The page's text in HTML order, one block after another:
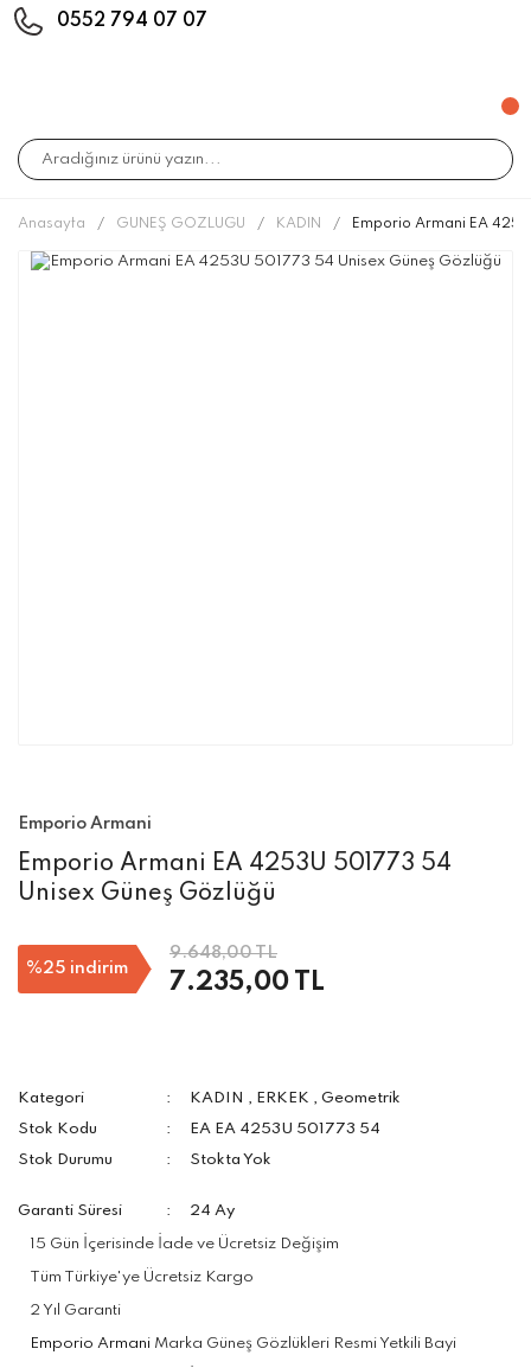
0552 794 07 07
Anasayfa GÜNEŞ GÖZLÜĞÜ KADIN Emporio Armani EA
Emporio Armani
Emporio Armani EA 4253U 501773 54
Unisex Güneş Gözlüğü
%25 indirim
9.648,00 TL
7.235,00 TL
Kategori KADIN , ERKEK ,Geometrik
Stok Kodu
EA EA 4253U 501773 54
Stok Durumu
Stokta Yok
Garanti Süresi 24 Ay
15 Gün İçerisinde İade ve Ücretsiz Değişim
Tüm Türkiye'ye Ücretsiz Kargo
2 Yıl Garanti
Emporio Armani Marka Güneş Gözlükleri Resmi Yetkili Bayi